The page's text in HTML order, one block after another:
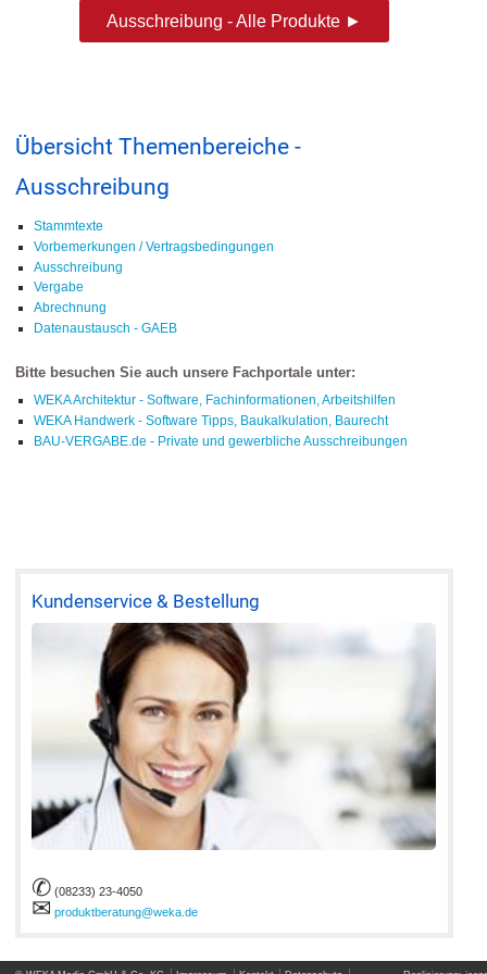
Ausschreibung - Alle Produkte ►
Übersicht Themenbereiche -
Ausschreibung
Stammtexte
Vorbemerkungen / Vertragsbedingungen
Ausschreibung
Vergabe
Abrechnung
Datenaustausch - GAEB
Bitte besuchen Sie auch unsere Fachportale unter:
WEKA Architektur - Software, Fachinformationen, Arbeitshilfen
WEKA Handwerk - Software Tipps, Baukalkulation, Baurecht
BAU-VERGABE.de - Private und gewerbliche Ausschreibungen
Kundenservice & Bestellung
✆ (08233) 23-4050
✉ produktberatung@weka.de